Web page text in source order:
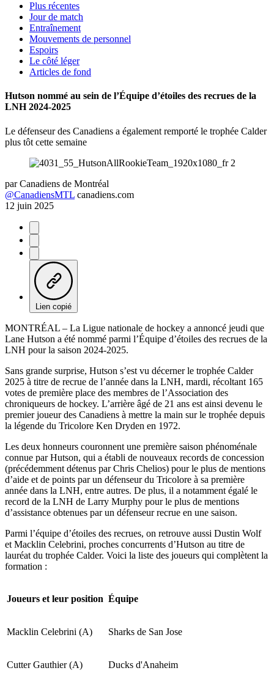
Plus récentes
Jour de match
Entraînement
Mouvements de personnel
Espoirs
Le côté léger
Articles de fond
Hutson nommé au sein de l’Équipe d’étoiles des recrues de la
LNH 2024-2025
Le défenseur des Canadiens a également remporté le trophée Calder
plus tôt cette semaine
par Canadiens de Montréal
@CanadiensMTL canadiens.com
12 juin 2025
Lien copié
MONTRÉAL – La Ligue nationale de hockey a annoncé jeudi que
Lane Hutson a été nommé parmi l’Équipe d’étoiles des recrues de la
LNH pour la saison 2024-2025.
Sans grande surprise, Hutson s’est vu décerner le trophée Calder
2025 à titre de recrue de l’année dans la LNH, mardi, récoltant 165
votes de première place des membres de l’Association des
chroniqueurs de hockey. L’arrière âgé de 21 ans est ainsi devenu le
premier joueur des Canadiens à mettre la main sur le trophée depuis
la légende du Tricolore Ken Dryden en 1972.
Les deux honneurs couronnent une première saison phénoménale
connue par Hutson, qui a établi de nouveaux records de concession
(précédemment détenus par Chris Chelios) pour le plus de mentions
d’aide et de points par un défenseur du Tricolore à sa première
année dans la LNH, entre autres. De plus, il a notamment égalé le
record de la LNH de Larry Murphy pour le plus de mentions
d’assistance obtenues par un défenseur recrue en une saison.
Parmi l’équipe d’étoiles des recrues, on retrouve aussi Dustin Wolf
et Macklin Celebrini, proches concurrents d’Hutson au titre de
lauréat du trophée Calder. Voici la liste des joueurs qui complètent la
formation :
Joueurs et leur position Équipe
Macklin Celebrini (A) Sharks de San Jose
Cutter Gauthier (A) Ducks d'Anaheim